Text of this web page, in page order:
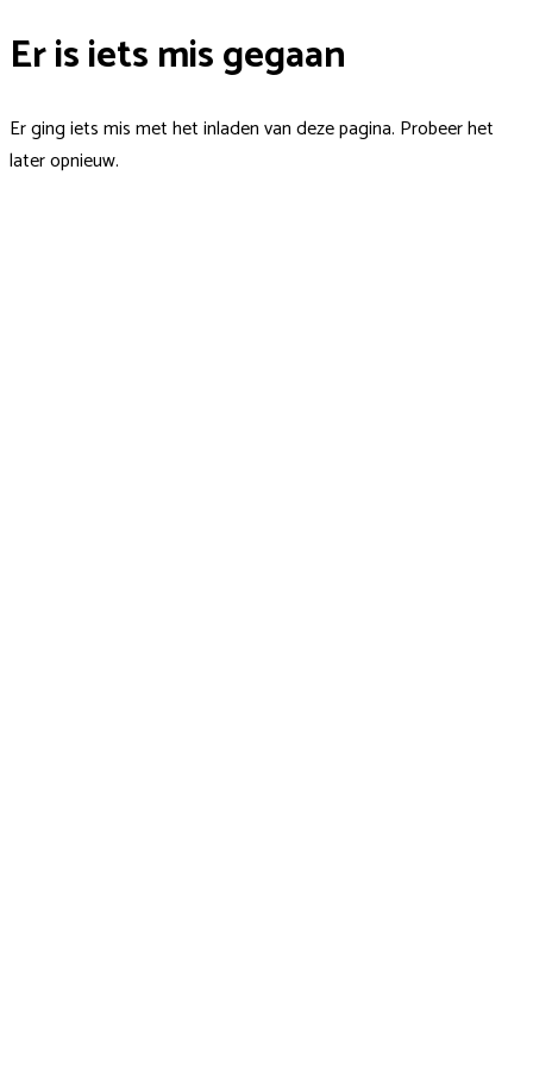
Er is iets mis gegaan
Er ging iets mis met het inladen van deze pagina. Probeer het
later opnieuw.